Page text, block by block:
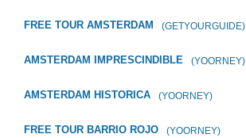
FREE TOUR AMSTERDAM (GETYOURGUIDE)
AMSTERDAM IMPRESCINDIBLE (YOORNEY)
AMSTERDAM HISTORICA (YOORNEY)
FREE TOUR BARRIO ROJO (YOORNEY)